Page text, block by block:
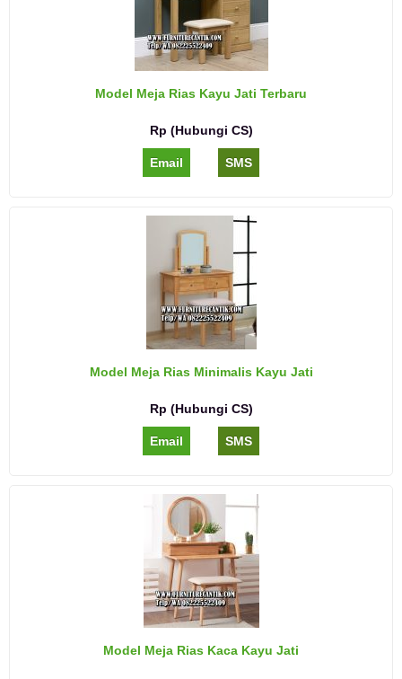
Model Meja Rias Kayu Jati Terbaru
Rp (Hubungi CS)
Email SMS
Model Meja Rias Minimalis Kayu Jati
Rp (Hubungi CS)
Email SMS
Model Meja Rias Kaca Kayu Jati